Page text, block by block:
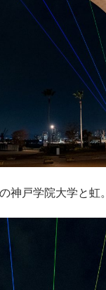
神戸学院大学と虹。